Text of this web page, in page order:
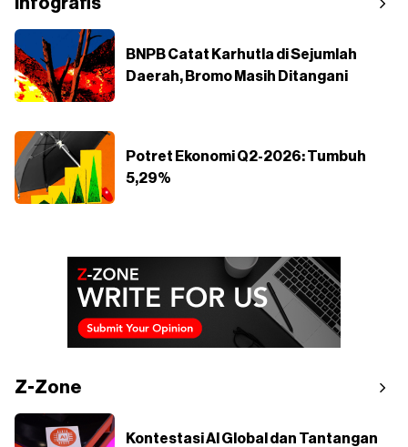
BNPB Catat Karhutla di Sejumlah
Daerah, Bromo Masih Ditangani
Potret Ekonomi Q2-2026: Tumbuh
5,29%
Z-Zone
Kontestasi AI Global dan Tantangan